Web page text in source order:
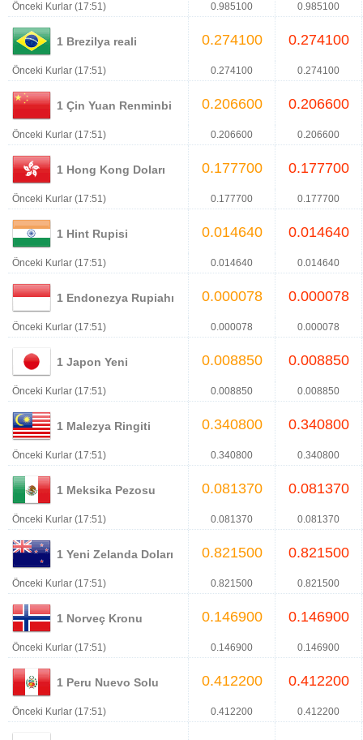
Önceki Kurlar (17:51) 0.985100 0.985100
1 Brezilya reali 0.274100 0.274100
Önceki Kurlar (17:51) 0.274100 0.274100
1 Çin Yuan Renminbi 0.206600 0.206600
Önceki Kurlar (17:51) 0.206600 0.206600
1 Hong Kong Doları 0.177700 0.177700
Önceki Kurlar (17:51) 0.177700 0.177700
1 Hint Rupisi 0.014640 0.014640
Önceki Kurlar (17:51) 0.014640 0.014640
1 Endonezya Rupiahı 0.000078 0.000078
Önceki Kurlar (17:51) 0.000078 0.000078
1 Japon Yeni 0.008850 0.008850
Önceki Kurlar (17:51) 0.008850 0.008850
1 Malezya Ringiti 0.340800 0.340800
Önceki Kurlar (17:51) 0.340800 0.340800
1 Meksika Pezosu 0.081370 0.081370
Önceki Kurlar (17:51) 0.081370 0.081370
1 Yeni Zelanda Doları 0.821500 0.821500
Önceki Kurlar (17:51) 0.821500 0.821500
1 Norveç Kronu 0.146900 0.146900
Önceki Kurlar (17:51) 0.146900 0.146900
1 Peru Nuevo Solu 0.412200 0.412200
Önceki Kurlar (17:51) 0.412200 0.412200